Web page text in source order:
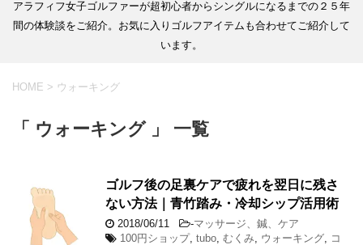
アラフィフ女子ゴルファーが超初心者からシングルになるまでの２５年
間の体験談をご紹介。お気に入りゴルフアイテムも合わせてご紹介して
います。
HOME > ウォーキング
「 ウォーキング 」 一覧
ゴルフ後の足裏ケアで疲れを翌日に残さ
ない方法｜青竹踏み・冷却シップ活用術
2018/06/11 -マッサージ、鍼、ケア
100円ショップ, tubo むくみ ウォーキング
コ